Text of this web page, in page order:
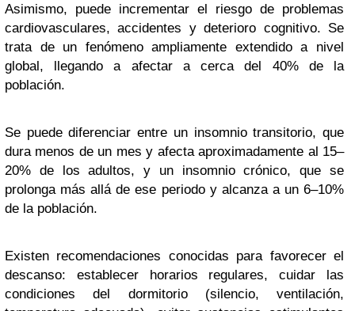
Asimismo, puede incrementar el riesgo de problemas
cardiovasculares, accidentes y deterioro cognitivo. Se
trata de un fenómeno ampliamente extendido a nivel
global, llegando a afectar a cerca del 40% de la
población.
Se puede diferenciar entre un insomnio transitorio, que
dura menos de un mes y afecta aproximadamente al 15–
20% de los adultos, y un insomnio crónico, que se
prolonga más allá de ese periodo y alcanza a un 6–10%
de la población.
Existen recomendaciones conocidas para favorecer el
descanso: establecer horarios regulares, cuidar las
condiciones del dormitorio (silencio, ventilación,